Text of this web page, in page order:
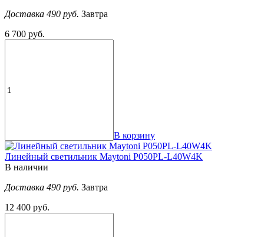
Доставка 490 руб. Завтра
6 700 руб.
В корзину
Линейный светильник Maytoni P050PL-L40W4K
В наличии
Доставка 490 руб. Завтра
12 400 руб.